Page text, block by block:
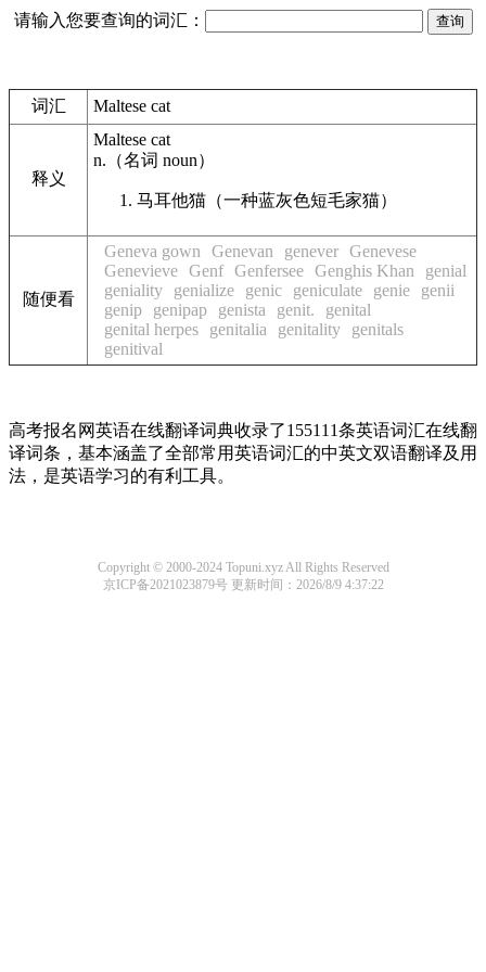
请输入您要查询的词汇：
词汇 Maltese cat
释义
Maltese cat
n. （名词 noun）
马耳他猫（一种蓝灰色短毛家猫）
随便看
Geneva gown Genevan genever Genevese
Genevieve Genf Genfersee Genghis Khan
genial
geniality
genialize genic geniculate genie
genii
genip
genipap genista genit.
genital
genital herpes
genitalia genitality
genitals
genitival
高考报名网英语在线翻译词典收录了155111条英语词汇在线翻
译词条，基本涵盖了全部常用英语词汇的中英文双语翻译及用
法，是英语学习的有利工具。
Copyright © 2000-2024 Topuni.xyz All Rights Reserved
京ICP备2021023879号更新时间：2026/8/9 4:37:22